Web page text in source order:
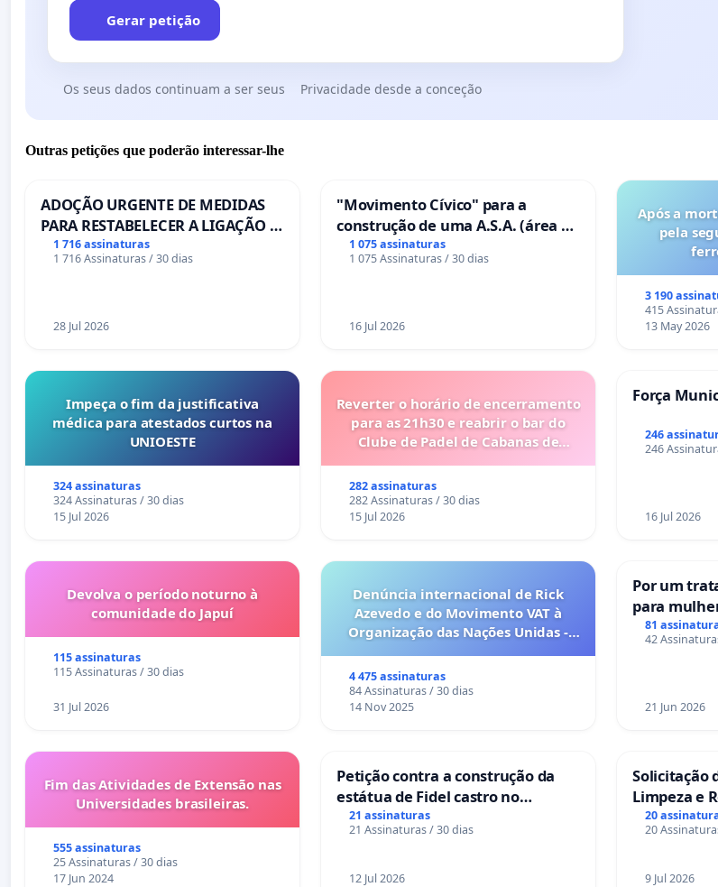
Gerar petição
Os seus dados continuam a ser seus Privacidade desde a conceção
Outras petições que poderão interessar-lhe
ADOÇÃO URGENTE DE MEDIDAS
PARA RESTABELECER A LIGAÇÃO -
PONTE RS-129
1 716 assinaturas
1 716 Assinaturas / 30 dias
28 Jul 2026
"Movimento Cívico" para a
construção de uma A.S.A. (área de
serviços para autocaravanas) em
Coimbra
1 075 assinaturas
1 075 Assinaturas / 30 dias
16 Jul 2026
Após a
pela
3 190
415
13 May 2026
Impeça o fim da justificativa
médica para atestados curtos na
UNIOESTE
324 assinaturas
324 Assinaturas / 30 dias
15 Jul 2026
Reverter o horário de encerramento
para as 21h30 e reabrir o bar do
Clube de Padel de Cabanas de
282 assinaturas
282 Assinaturas / 30 dias
15 Jul 2026
Força
246
246
16 Jul 2026
Devolva o período noturno à
comunidade do Japuí
115 assinaturas
115 Assinaturas / 30 dias
31 Jul 2026
Denúncia internacional de Rick
Azevedo e do Movimento VAT à
Organização das Nações Unidas -
6x1 enquanto o lobby empresarial
compra a omissão do Congresso.
4 475 assinaturas
84 Assinaturas / 30 dias
14 Nov 2025
Por um
para
sofrem
nos
81
42
21 Jun 2026
Fim das Atividades de Extensão nas
Universidades brasileiras.
555 assinaturas
25 Assinaturas / 30 dias
17 Jun 2024
Petição contra a construção da
estátua de Fidel castro no
mirante do Caju
21 assinaturas
21 Assinaturas / 30 dias
12 Jul 2026
Solicitação
Limpeza e
das Praças
Sete Ilhas
20
20
9 Jul 2026